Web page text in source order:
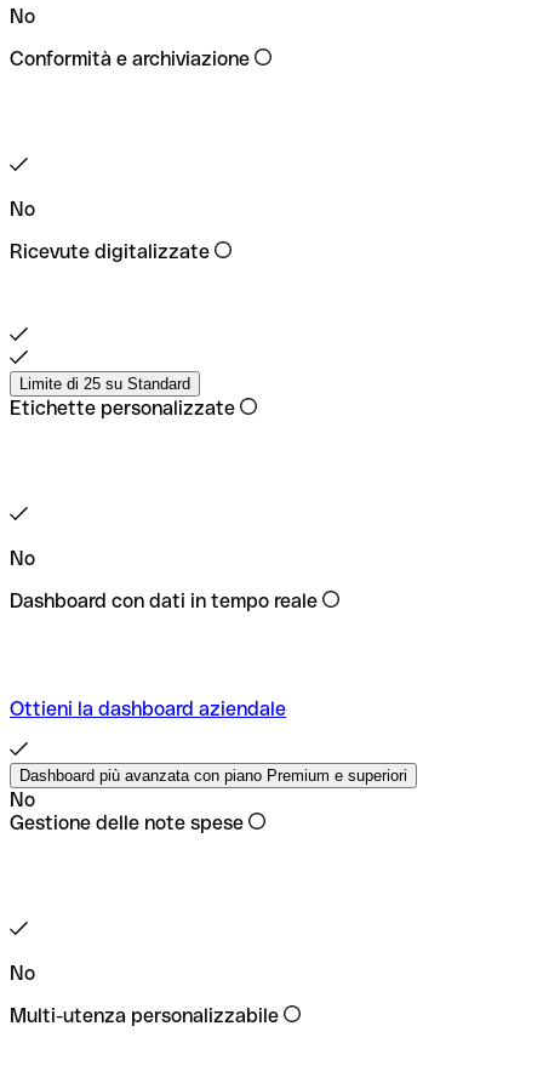
No
Conformità e archiviazione
No
Ricevute digitalizzate
Limite di 25 su Standard
Etichette personalizzate
No
Dashboard con dati in tempo reale
Ottieni la dashboard aziendale
Dashboard più avanzata con piano Premium e superiori
No
Gestione delle note spese
No
Multi-utenza personalizzabile